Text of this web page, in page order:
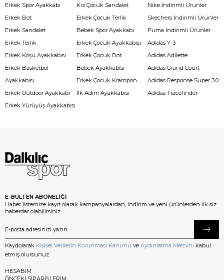
Erkek Spor Ayakkabı
Erkek Bot
Erkek Sandalet
Erkek Terlik
Erkek Koşu Ayakkabısı
Erkek Basketbol
Ayakkabısı
Erkek Outdoor Ayakkabı
Erkek Yürüyüş Ayakkabısı
Kız Çocuk Sandalet
Erkek Çocuk Terlik
Bebek Spor Ayakkabı
Erkek Çocuk Ayakkabısı
Erkek Çocuk Bot
Bebek Ayakkabısı
Erkek Çocuk Krampon
İlk Adım Ayakkabısı
Nike İndirimli Ürünler
Skechers İndirimli Ürünler
Puma İndirimli Ürünler
Adidas Y-3
Adidas Adilette
Adidas Grand Court
Adidas Response Super 3.0
Adidas Tracefinder
E-BÜLTEN ABONELİĞİ
Haber listemize kayıt olarak kampanyalardan, indirim ve yeni ürünlerden ilk siz
haberdar olabilirsiniz.
Kaydolarak Kişisel Verilerin Korunması Kanunu ve Aydınlatma Metnini kabul
etmiş olursunuz.
HESABIM
ÖNCEKİ SİPARİŞLERİM